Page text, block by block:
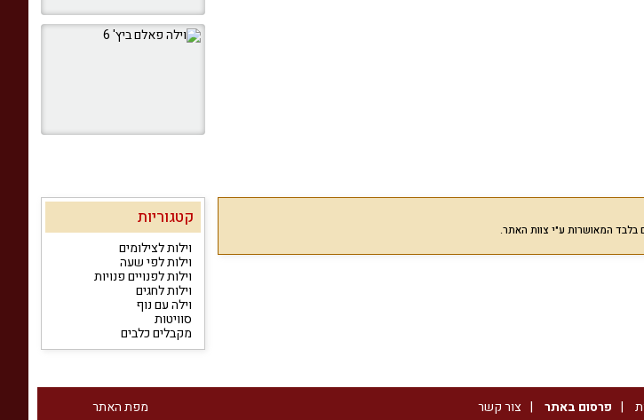
קטגוריות
וילות לצילומים
וילות לפי שעה
וילות לפנויים פנויות
וילות לחגים
וילה עם נוף
סוויטות
מקבלים כלבים
פרסום באתר צור קשר מפת האתר